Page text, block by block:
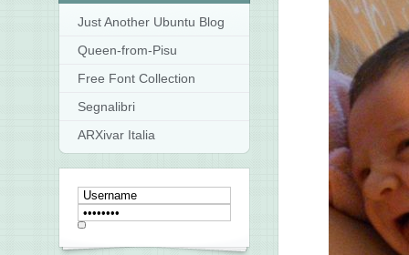
Just Another Ubuntu Blog
Queen-from-Pisu
Free Font Collection
Segnalibri
ARXivar Italia